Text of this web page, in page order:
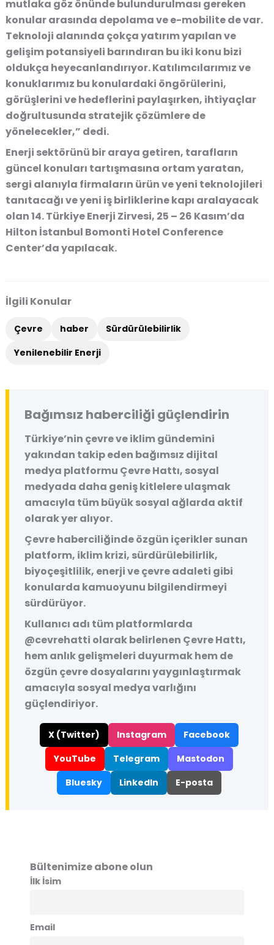
mutlaka göz önünde bulundurulması gereken
konular arasında depolama ve e-mobilite de var.
Teknoloji alanında çokça yatırım yapılan ve
gelişim potansiyeli barındıran bu iki konu bizi
oldukça heyecanlandırıyor. Katılımcılarımız ve
konuklarımız bu konulardaki öngörülerini,
görüşlerini ve hedeflerini paylaşırken, ihtiyaçlar
doğrultusunda stratejik çözümlere de
yönelecekler,” dedi.
Enerji sektörünü bir araya getiren, tarafların
güncel konuları tartışmasına ortam yaratan,
sergi alanıyla firmaların ürün ve yeni teknolojileri
tanıtacağı ve yeni iş birliklerine kapı aralayacak
olan 14. Türkiye Enerji Zirvesi, 25 – 26 Kasım’da
Hilton İstanbul Bomonti Hotel Conference
Center’da yapılacak.
İlgili Konular
Çevre haber
Sürdürülebilirlik
Yenilenebilir Enerji
Bağımsız haberciliği güçlendirin
Türkiye’nin çevre ve iklim gündemini
yakından takip eden bağımsız dijital
medya platformu Çevre Hattı, sosyal
medyada daha geniş kitlelere ulaşmak
amacıyla tüm büyük sosyal ağlarda aktif
olarak yer alıyor.
Çevre haberciliğinde özgün içerikler sunan
platform, iklim krizi, sürdürülebilirlik,
biyoçeşitlilik, enerji ve çevre adaleti gibi
konularda kamuoyunu bilgilendirmeyi
sürdürüyor.
Kullanıcı adı tüm platformlarda
@cevrehatti olarak belirlenen Çevre Hattı,
hem anlık gelişmeleri duyurmak hem de
özgün çevre dosyalarını yaygınlaştırmak
amacıyla sosyal medya varlığını
güçlendiriyor.
X (Twitter) Instagram
Facebook
YouTube
Telegram
Mastodon
Bluesky
LinkedIn E-posta
Bültenimize abone olun
İlk İsim
Email